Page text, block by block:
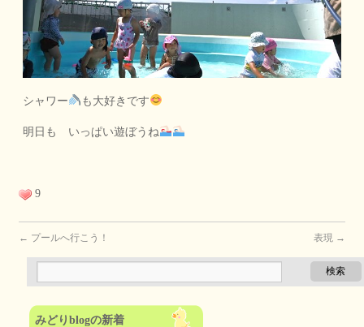
シャワー も大好きです
明日も いっぱい遊ぼうね
9
← プールへ行こう！ 表現 →
みどりblogの新着